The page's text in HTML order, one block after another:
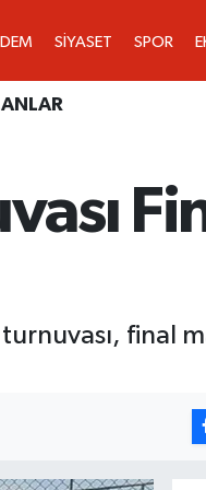
SİYASET SPOR
final